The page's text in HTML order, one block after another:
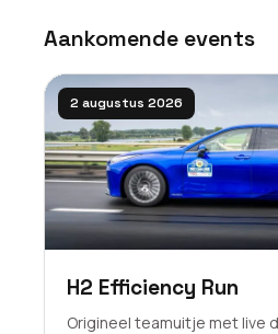
Aankomende events
2 augustus 2026
H2 Efficiency Run
Origineel teamuitje met live